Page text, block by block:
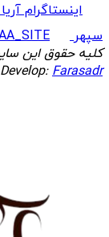
اینستاگرام
سپهر
کلیه حقوق این
Farasadr